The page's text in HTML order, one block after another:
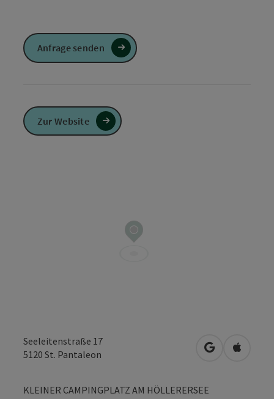
Seeleitenstraße 17
5120 St. Pantaleon in Google
in
KLEINER CAMPINGPLATZ AM HÖLLERERSEE
Anfrage senden
Zur Website